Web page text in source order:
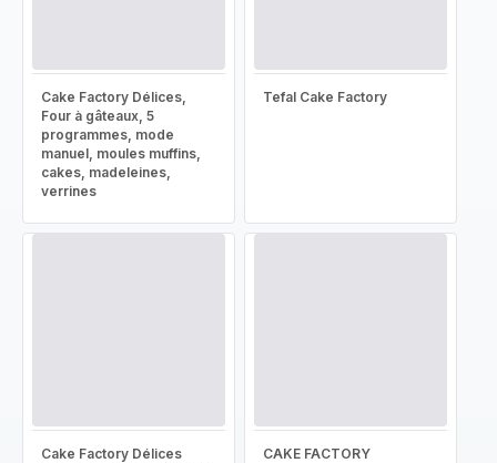
Cake Factory Délices,
Four à gâteaux, 5
programmes, mode
manuel, moules muffins,
cakes, madeleines,
verrines
Tefal Cake Factory
Cake Factory Délices
CAKE FACTORY